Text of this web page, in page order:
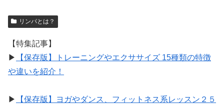
リンパとは？
【特集記事】
▶︎
【保存版】トレーニングやエクササイズ 15種類の特徴
や違いを紹介！
▶︎
【保存版】ヨガやダンス、フィットネス系レッスン２５